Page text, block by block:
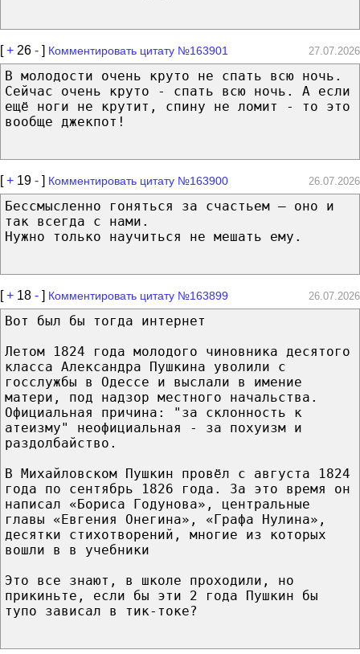
[+ 26 - ] Комментировать цитату №163901 27.07.2026
В молодости очень круто не спать всю ночь.
Сейчас очень круто - спать всю ночь. А если
ещё ноги не крутит, спину не ломит - то это
вообще джекпот!
[+ 19 - ] Комментировать цитату №163900 26.07.2026
Бессмысленно гоняться за счастьем — оно и
так всегда с нами.
Нужно только научиться не мешать ему.
[+ 18 - ] Комментировать цитату №163899 26.07.2026
Вот был бы тогда интернет
Летом 1824 года молодого чиновника десятого
класса Александра Пушкина уволили с
госслужбы в Одессе и выслали в имение
матери, под надзор местного начальства.
Официальная причина: "за склонность к
атеизму" неофициальная - за похуизм и
раздолбайство.
В Михайловском Пушкин провёл с августа 1824
года по сентябрь 1826 года. За это время он
написал «Бориса Годунова», центральные
главы «Евгения Онегина», «Графа Нулина»,
десятки стихотворений, многие из которых
вошли в в учебники
Это все знают, в школе проходили, но
прикиньте, если бы эти 2 года Пушкин бы
тупо зависал в тик-токе?